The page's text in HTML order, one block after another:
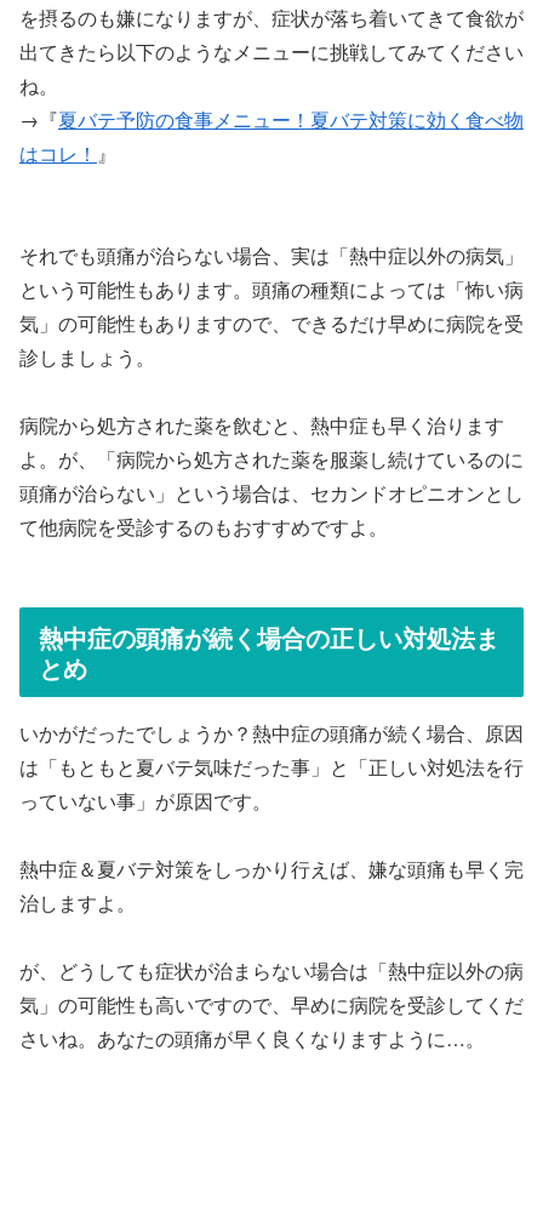
を摂るのも嫌になりますが、症状が落ち着いてきて食欲が
出てきたら以下のようなメニューに挑戦してみてください
ね。
→『夏バテ予防の食事メニュー！夏バテ対策に効く食べ物
はコレ！ 』
それでも頭痛が治らない場合、実は「熱中症以外の病気」
という可能性もあります。頭痛の種類によっては「怖い病
気」の可能性もありますので、できるだけ早めに病院を受
診しましょう。
病院から処方された薬を飲むと、熱中症も早く治ります
よ。が、「病院から処方された薬を服薬し続けているのに
頭痛が治らない」という場合は、セカンドオピニオンとし
て他病院を受診するのもおすすめですよ。
熱中症の頭痛が続く場合の正しい対処法ま
とめ
いかがだったでしょうか？熱中症の頭痛が続く場合、原因
は「もともと夏バテ気味だった事」と「正しい対処法を行
っていない事」が原因です。
熱中症＆夏バテ対策をしっかり行えば、嫌な頭痛も早く完
治しますよ。
が、どうしても症状が治まらない場合は「熱中症以外の病
気」の可能性も高いですので、早めに病院を受診してくだ
さいね。あなたの頭痛が早く良くなりますように…。